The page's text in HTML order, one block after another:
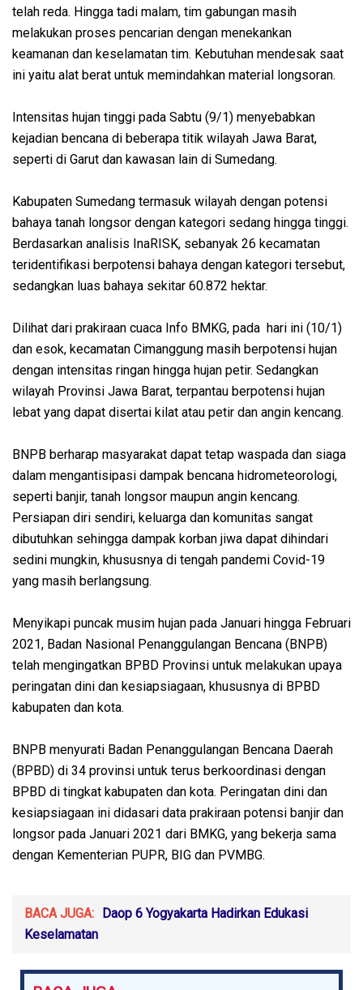
telah reda. Hingga tadi malam, tim gabungan masih
melakukan proses pencarian dengan menekankan
keamanan dan keselamatan tim. Kebutuhan mendesak saat
ini yaitu alat berat untuk memindahkan material longsoran.
Intensitas hujan tinggi pada Sabtu (9/1) menyebabkan
kejadian bencana di beberapa titik wilayah Jawa Barat,
seperti di Garut dan kawasan lain di Sumedang.
Kabupaten Sumedang termasuk wilayah dengan potensi
bahaya tanah longsor dengan kategori sedang hingga tinggi.
Berdasarkan analisis InaRISK, sebanyak 26 kecamatan
teridentifikasi berpotensi bahaya dengan kategori tersebut,
sedangkan luas bahaya sekitar 60.872 hektar.
Dilihat dari prakiraan cuaca Info BMKG, pada hari ini (10/1)
dan esok, kecamatan Cimanggung masih berpotensi hujan
dengan intensitas ringan hingga hujan petir. Sedangkan
wilayah Provinsi Jawa Barat, terpantau berpotensi hujan
lebat yang dapat disertai kilat atau petir dan angin kencang.
BNPB berharap masyarakat dapat tetap waspada dan siaga
dalam mengantisipasi dampak bencana hidrometeorologi,
seperti banjir, tanah longsor maupun angin kencang.
Persiapan diri sendiri, keluarga dan komunitas sangat
dibutuhkan sehingga dampak korban jiwa dapat dihindari
sedini mungkin, khususnya di tengah pandemi Covid-19
yang masih berlangsung.
Menyikapi puncak musim hujan pada Januari hingga Februari
2021, Badan Nasional Penanggulangan Bencana (BNPB)
telah mengingatkan BPBD Provinsi untuk melakukan upaya
peringatan dini dan kesiapsiagaan, khususnya di BPBD
kabupaten dan kota.
BNPB menyurati Badan Penanggulangan Bencana Daerah
(BPBD) di 34 provinsi untuk terus berkoordinasi dengan
BPBD di tingkat kabupaten dan kota. Peringatan dini dan
kesiapsiagaan ini didasari data prakiraan potensi banjir dan
longsor pada Januari 2021 dari BMKG, yang bekerja sama
dengan Kementerian PUPR, BIG dan PVMBG.
BACA JUGA:
Daop 6 Yogyakarta Hadirkan Edukasi
Keselamatan